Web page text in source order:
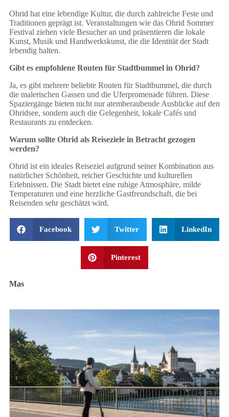
Ohrid hat eine lebendige Kultur, die durch zahlreiche Feste und
Traditionen geprägt ist. Veranstaltungen wie das Ohrid Sommer
Festival ziehen viele Besucher an und präsentieren die lokale
Kunst, Musik und Handwerkskunst, die die Identität der Stadt
lebendig halten.
Gibt es empfohlene Routen für Stadtbummel in Ohrid?
Ja, es gibt mehrere beliebte Routen für Stadtbummel, die durch
die malerischen Gassen und die Uferpromenade führen. Diese
Spaziergänge bieten nicht nur atemberaubende Ausblicke auf den
Ohridsee, sondern auch die Gelegenheit, lokale Cafés und
Restaurants zu entdecken.
Warum sollte Ohrid als Reiseziele in Betracht gezogen
werden?
Ohrid ist ein ideales Reiseziel aufgrund seiner Kombination aus
natürlicher Schönheit, reicher Geschichte und kulturellen
Erlebnissen. Die Stadt bietet eine ruhige Atmosphäre, milde
Temperaturen und eine herzliche Gastfreundschaft, die bei
Reisenden sehr geschätzt wird.
Facebook Twitter LinkedIn
Pinterest
Mas